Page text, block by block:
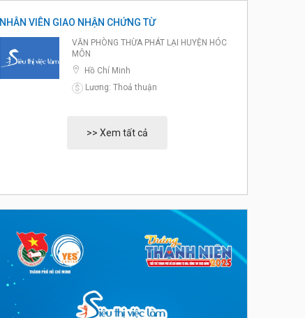
NHÂN VIÊN GIAO NHẬN CHỨNG TỪ
VĂN PHÒNG THỪA PHÁT LẠI HUYỆN HÓC
MÔN
Hồ Chí Minh
$
Lương: Thoả thuận
>> Xem tất cả